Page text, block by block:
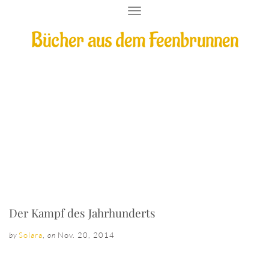
Bücher aus dem Feenbrunnen
T
G
Der Kampf des Jahrhunderts
by Solara on Nov. 20, 2014